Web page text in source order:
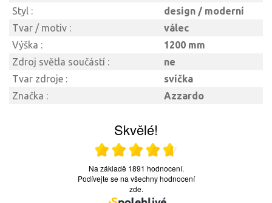
Styl :
design / moderní
Tvar / motiv :
válec
Výška :
1200 mm
Zdroj světla součástí :
ne
Tvar zdroje :
svíčka
Značka :
Azzardo